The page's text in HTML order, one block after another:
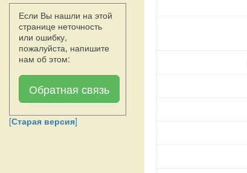
Если Вы нашли на этой
странице неточность
или ошибку,
пожалуйста, напишите
нам об этом:
Обратная связь
[Старая версия]